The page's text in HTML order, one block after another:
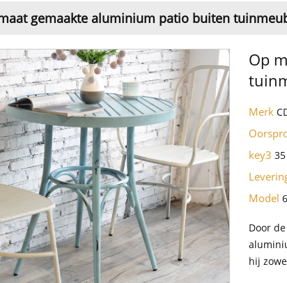
gemaakte aluminium patio buiten
Op
Merk
key3
Model
Door
hij